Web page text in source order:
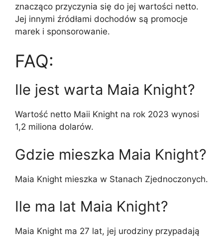
znacząco przyczynia się do jej wartości netto.
Jej innymi źródłami dochodów są promocje
marek i sponsorowanie.
FAQ:
Ile jest warta Maia Knight?
Wartość netto Maii Knight na rok 2023 wynosi
1,2 miliona dolarów.
Gdzie mieszka Maia Knight?
Maia Knight mieszka w Stanach Zjednoczonych.
Ile ma lat Maia Knight?
Maia Knight ma 27 lat, jej urodziny przypadają